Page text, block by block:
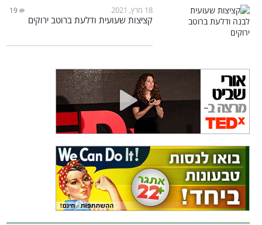
18 מרץ, 2021 19
קציצות שעועית ודלעת ברוטב ירוקים